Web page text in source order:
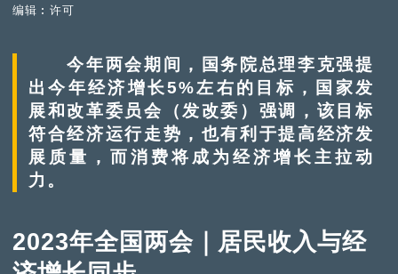
编辑︰许可
今年两会期间，国务院总理李克强提
出今年经济增长5%左右的目标，国家发
展和改革委员会（发改委）强调，该目标
符合经济运行走势，也有利于提高经济发
展质量，而消费将成为经济增长主拉动
力。
2023年全国两会｜居民收入与经